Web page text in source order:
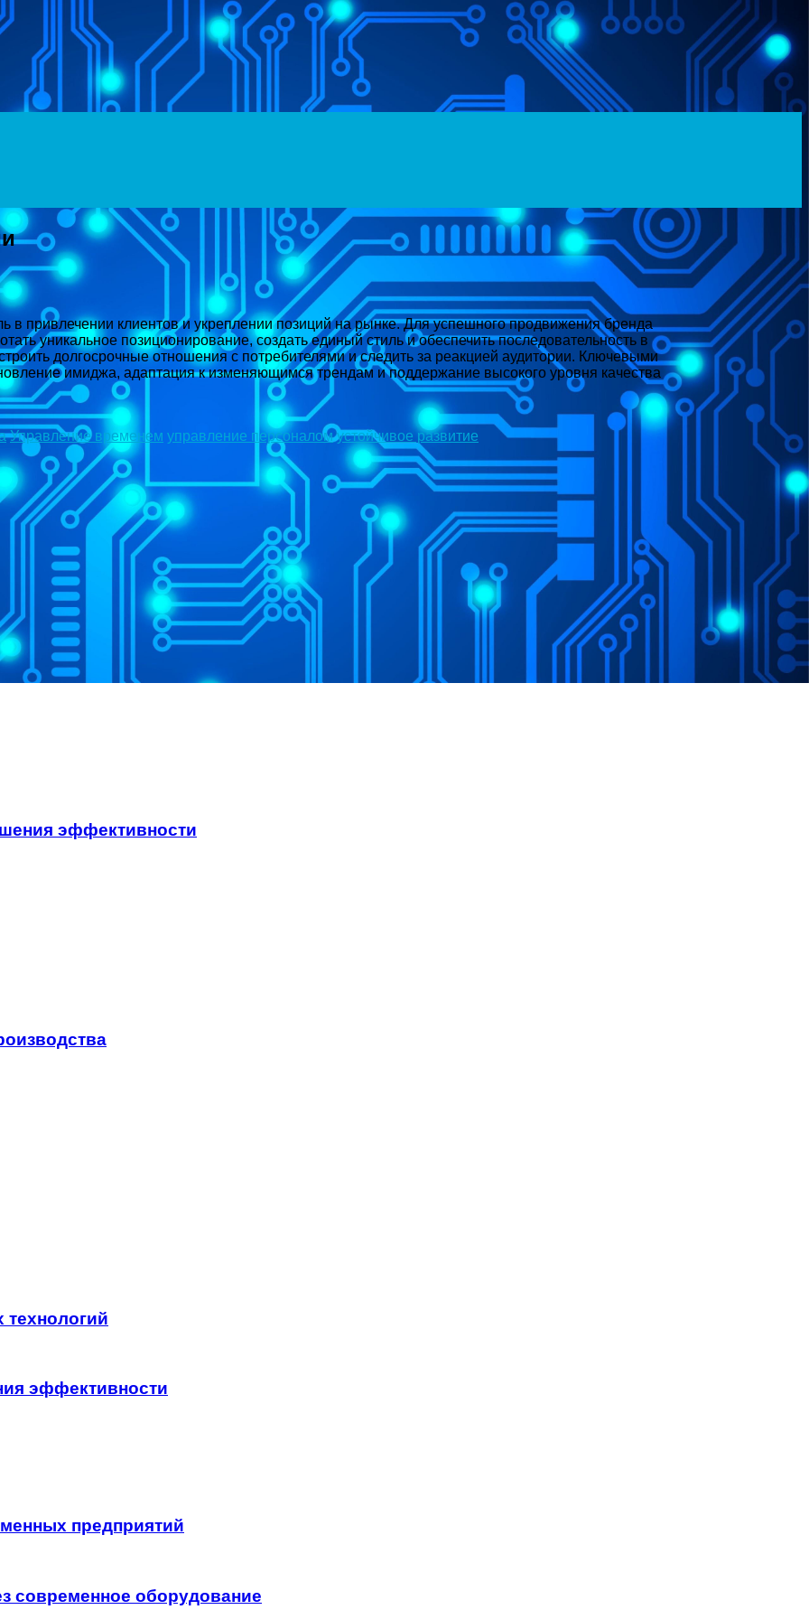
в привлечении клиентов и укреплении позиций на рынке. Для успешного продвижения бренда
уникальное позиционирование, создать единый стиль и обеспечить последовательность в
долгосрочные отношения с потребителями и следить за реакцией аудитории. Ключевыми
имиджа, адаптация к изменяющимся трендам и поддержание высокого уровня качества
Управление временем управление персоналом устойчивое развитие
эффективности
технологий
эффективности
предприятий
современное оборудование